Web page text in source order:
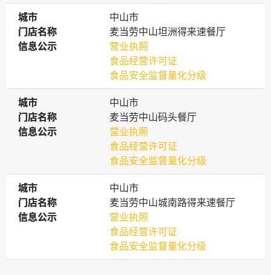
城市
城市
中山市
门店名称
门店名称
麦当劳中山坦洲得来速餐厅
信息公示
信息公示
营业执照
食品经营许可证
食品安全监督量化分级
城市
城市
中山市
门店名称
门店名称
麦当劳中山码头餐厅
信息公示
信息公示
营业执照
食品经营许可证
食品安全监督量化分级
城市
城市
中山市
门店名称
门店名称
麦当劳中山城南路得来速餐厅
信息公示
信息公示
营业执照
食品经营许可证
食品安全监督量化分级